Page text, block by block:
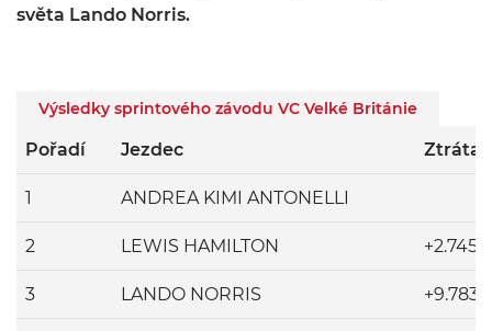
světa Lando Norris.
Výsledky sprintového závodu VC Velké Británie
Pořadí Jezdec Ztráta
1 ANDREA KIMI ANTONELLI
2 LEWIS HAMILTON +2.745
3 LANDO NORRIS +9.783